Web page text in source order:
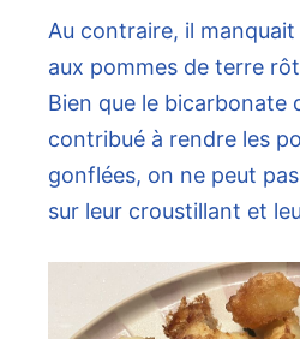
Au contraire, il
aux pommes de terre
Bien que le bicarbonate
contribué à rendre les
gonflées, on ne peut
sur leur croustillant et